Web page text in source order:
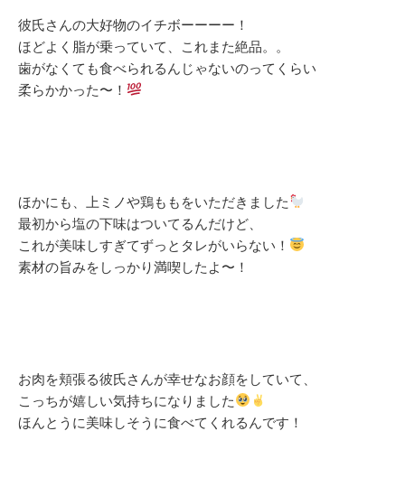
彼氏さんの大好物のイチボーーーー！
ほどよく脂が乗っていて、これまた絶品。。
歯がなくても食べられるんじゃないのってくらい
柔らかかった〜！
ほかにも、上ミノや鶏ももをいただきました
最初から塩の下味はついてるんだけど、
これが美味しすぎてずっとタレがいらない！
素材の旨みをしっかり満喫したよ〜！
お肉を頬張る彼氏さんが幸せなお顔をしていて、
こっちが嬉しい気持ちになりました
ほんとうに美味しそうに食べてくれるんです！